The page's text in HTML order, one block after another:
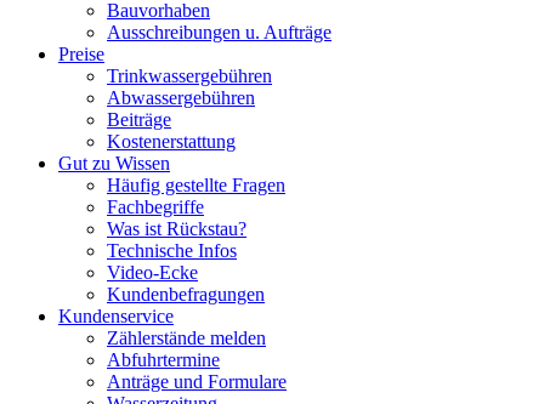
Bauvorhaben
Ausschreibungen u. Aufträge
Preise
Trinkwassergebühren
Abwassergebühren
Beiträge
Kostenerstattung
Gut zu Wissen
Häufig gestellte Fragen
Fachbegriffe
Was ist Rückstau?
Technische Infos
Video-Ecke
Kundenbefragungen
Kundenservice
Zählerstände melden
Abfuhrtermine
Anträge und Formulare